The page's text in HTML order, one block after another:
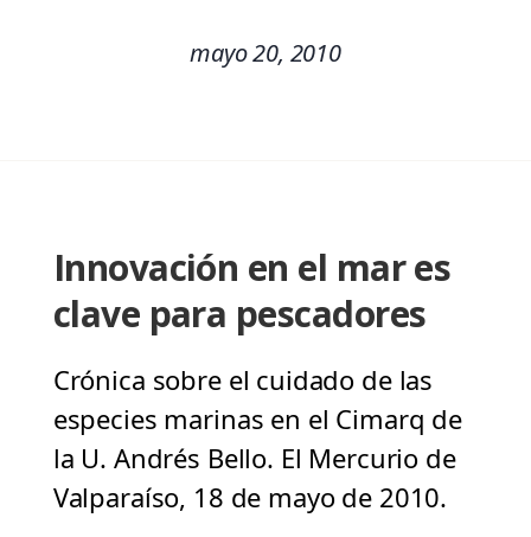
mayo 20, 2010
Innovación en el mar es
clave para pescadores
Crónica sobre el cuidado de las
especies marinas en el Cimarq de
la U. Andrés Bello. El Mercurio de
Valparaíso, 18 de mayo de 2010.